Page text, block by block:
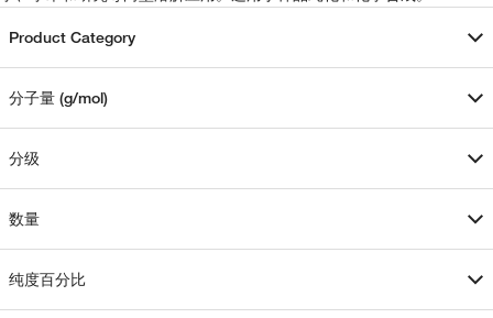
Product Category
分子量 (g/mol)
分级
数量
纯度百分比